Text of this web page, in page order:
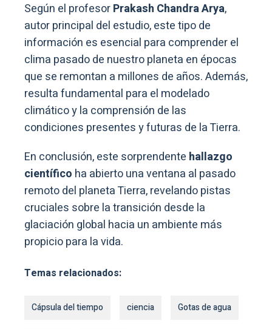
Según el profesorPrakash Chandra Arya,
autor principal del estudio, este tipo de
información es esencial para comprender el
clima pasado de nuestro planeta en épocas
que se remontan a millones de años. Además,
resulta fundamental para el modelado
climático y la comprensión de las
condiciones presentes y futuras de la Tierra.
En conclusión, este sorprendente hallazgo
científico ha abierto una ventana al pasado
remoto del planeta Tierra, revelando pistas
cruciales sobre la transición desde la
glaciación global hacia un ambiente más
propicio para la vida.
Temas relacionados:
Cápsula del tiempo ciencia Gotas de agua